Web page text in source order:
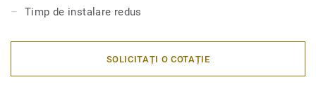
Timp de instalare redus
SOLICITAȚI O COTAȚIE